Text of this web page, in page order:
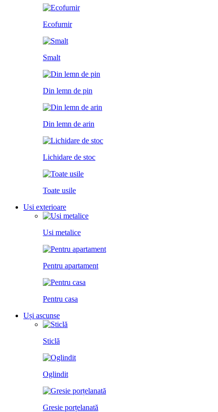
Ecofurnir
Smalt
Din lemn de pin
Din lemn de arin
Lichidare de stoc
Toate usile
Usi exterioare
Usi metalice
Pentru apartament
Pentru casa
Uși ascunse
Sticlă
Oglindit
Gresie porțelanată